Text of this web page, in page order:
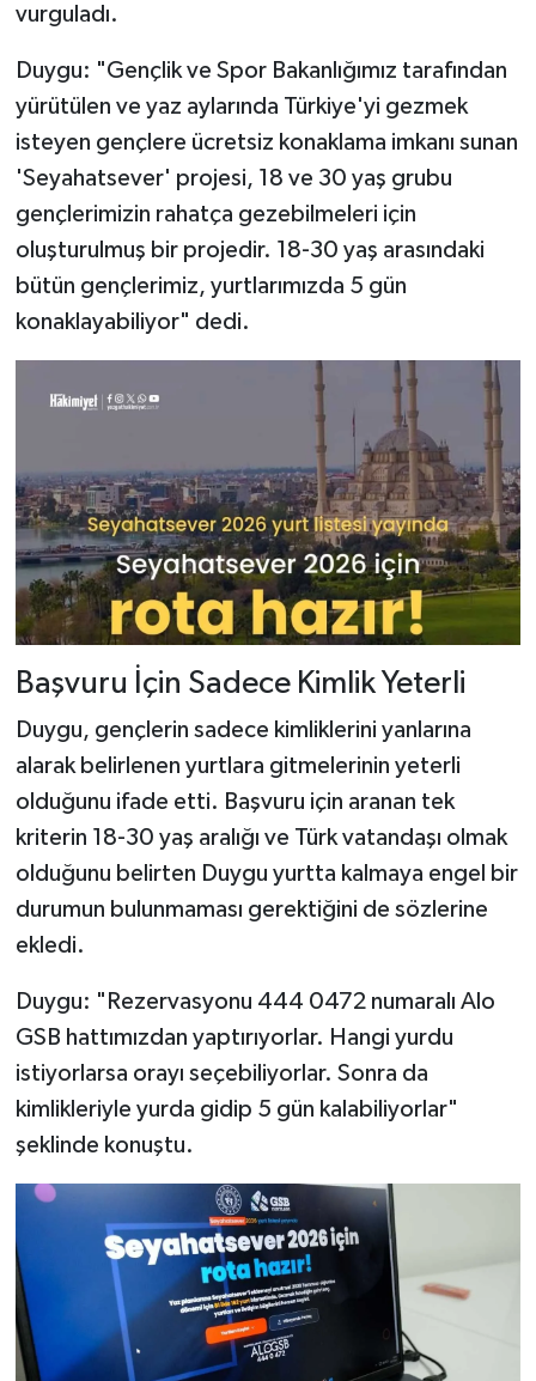
vurguladı.
Duygu: "Gençlik ve Spor Bakanlığımız tarafından
yürütülen ve yaz aylarında Türkiye'yi gezmek
isteyen gençlere ücretsiz konaklama imkanı sunan
'Seyahatsever' projesi, 18 ve 30 yaş grubu
gençlerimizin rahatça gezebilmeleri için
oluşturulmuş bir projedir. 18-30 yaş arasındaki
bütün gençlerimiz, yurtlarımızda 5 gün
konaklayabiliyor" dedi.
Başvuru İçin Sadece Kimlik Yeterli
Duygu, gençlerin sadece kimliklerini yanlarına
alarak belirlenen yurtlara gitmelerinin yeterli
olduğunu ifade etti. Başvuru için aranan tek
kriterin 18-30 yaş aralığı ve Türk vatandaşı olmak
olduğunu belirten Duygu yurtta kalmaya engel bir
durumun bulunmaması gerektiğini de sözlerine
ekledi.
Duygu: "Rezervasyonu 444 0472 numaralı Alo
GSB hattımızdan yaptırıyorlar. Hangi yurdu
istiyorlarsa orayı seçebiliyorlar. Sonra da
kimlikleriyle yurda gidip 5 gün kalabiliyorlar"
şeklinde konuştu.